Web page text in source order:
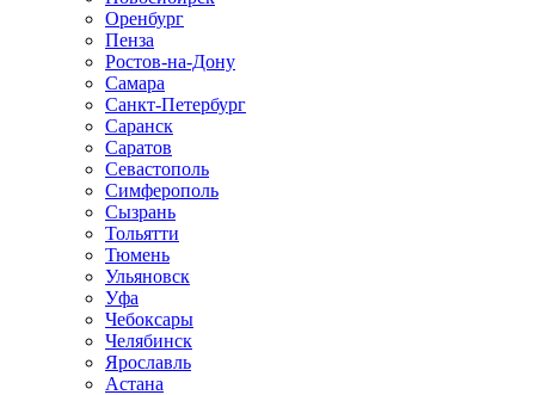
Оренбург
Пенза
Ростов-на-Дону
Самара
Санкт-Петербург
Саранск
Саратов
Севастополь
Симферополь
Сызрань
Тольятти
Тюмень
Ульяновск
Уфа
Чебоксары
Челябинск
Ярославль
Астана